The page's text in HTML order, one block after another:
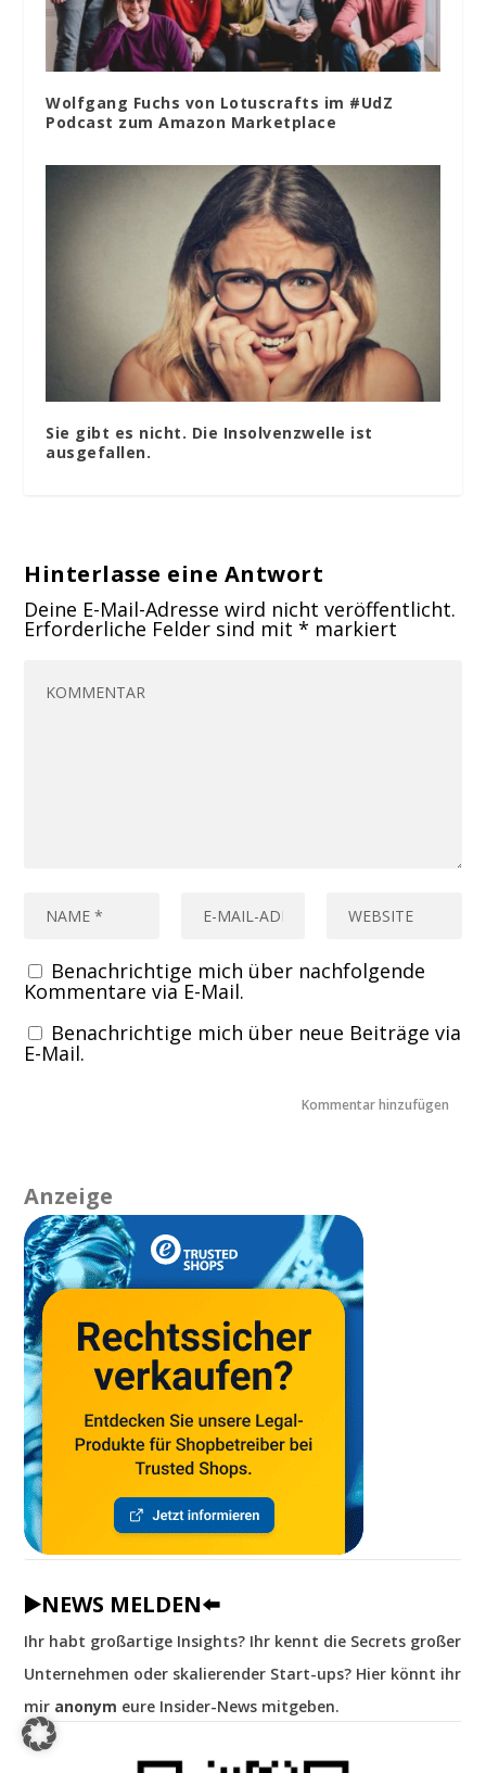
Wolfgang Fuchs von Lotuscrafts im #UdZ
Podcast zum Amazon Marketplace
Sie gibt es nicht. Die Insolvenzwelle ist
ausgefallen.
Hinterlasse eine Antwort
Deine E-Mail-Adresse wird nicht veröffentlicht.
Erforderliche Felder sind mit* markiert
Benachrichtige mich über nachfolgende
Kommentare via E-Mail.
Benachrichtige mich über neue Beiträge via
E-Mail.
Anzeige
▶️NEWS MELDEN⬅️
Ihr habt großartige Insights? Ihr kennt die Secrets großer
Unternehmen oder skalierender Start-ups? Hier könnt ihr
mir anonym eure Insider-News mitgeben.